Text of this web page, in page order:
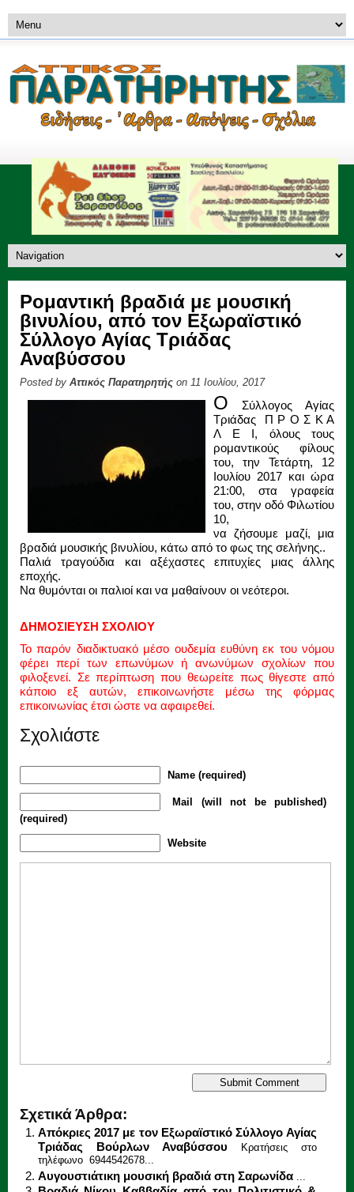
Ρομαντική βραδιά με μουσική
βινυλίου, από τον Εξωραϊστικό
Σύλλογο Αγίας Τριάδας
Αναβύσσου
Posted by Αττικός Παρατηρητής on 11 Ιουλίου, 2017
Ο Σύλλογος Αγίας
Τριάδας Π Ρ Ο Σ Κ Α
Λ Ε Ι, όλους τους
ρομαντικούς φίλους
του, την Τετάρτη, 12
Ιουλίου 2017 και ώρα
21:00, στα γραφεία
του, στην οδό Φιλωτίου
10,
να ζήσουμε μαζί, μια
βραδιά μουσικής βινυλίου, κάτω από το φως της σελήνης..
Παλιά τραγούδια και αξέχαστες επιτυχίες μιας άλλης
εποχής.
Να θυμόνται οι παλιοί και να μαθαίνουν οι νεότεροι.
ΔΗΜΟΣΙΕΥΣΗ ΣΧΟΛΙΟΥ
Το παρόν διαδικτυακό μέσο ουδεμία ευθύνη εκ του νόμου
φέρει περί των επωνύμων ή ανωνύμων σχολίων που
φιλοξενεί. Σε περίπτωση που θεωρείτε πως θίγεστε από
κάποιο εξ αυτών, επικοινωνήστε μέσω της φόρμας
επικοινωνίας έτσι ώστε να αφαιρεθεί.
Σχολιάστε
Name (required)
Mail (will not be published)
(required)
Website
Σχετικά Άρθρα:
Απόκριες 2017 με τον Εξωραϊστικό Σύλλογο Αγίας
Τριάδας Βούρλων Αναβύσσου
Κρατήσεις στο
τηλέφωνο 6944542678...
Αυγουστιάτικη μουσική βραδιά στη Σαρωνίδα ...